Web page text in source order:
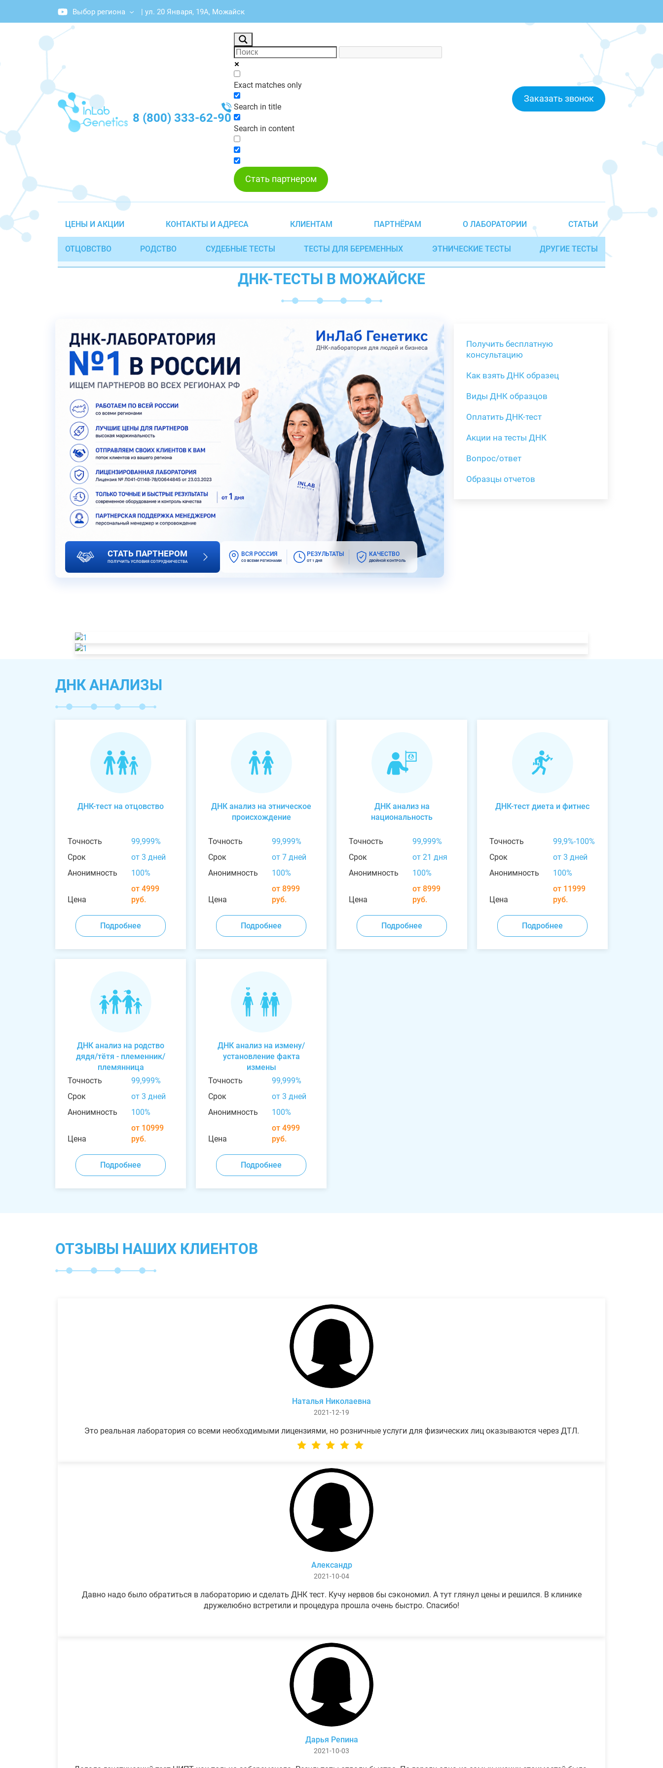
Выбор региона | ул. 20 Января, 19А, Можайск
8 (800) 333-62-90
Exact matches only
Search in title
Search in content
Заказать звонок
Стать партнером
ЦЕНЫ И АКЦИИ КОНТАКТЫ И АДРЕСА КЛИЕНТАМ ПАРТНЁРАМ О ЛАБОРАТОРИИ СТАТЬИ
ОТЦОВСТВО РОДСТВО СУДЕБНЫЕ ТЕСТЫ ТЕСТЫ ДЛЯ БЕРЕМЕННЫХ ЭТНИЧЕСКИЕ ТЕСТЫ ДРУГИЕ ТЕСТЫ
ДНК-ТЕСТЫ В МОЖАЙСКЕ
СТАТЬ ПАРТНЕРОМ
ПОЛУЧИТЬ УСЛОВИЯ СОТРУДНИЧЕСТВА
ВСЯ РОССИЯ
СО ВСЕМИ РЕГИОНАМИ
РЕЗУЛЬТАТЫ
ОТ 1 ДНЯ
КАЧЕСТВО
ДВОЙНОЙ КОНТРОЛЬ
Получить бесплатную
консультацию
Как взять ДНК образец
Виды ДНК образцов
Оплатить ДНК-тест
Акции на тесты ДНК
Вопрос/ответ
Образцы отчетов
ДНК АНАЛИЗЫ
ДНК-тест на отцовство
Точность
99,999%
Срок
от 3 дней
Анонимность
100%
Цена
от 4999
руб.
Подробнее
ДНК анализ на этническое
происхождение
Точность
99,999%
Срок
от 7 дней
Анонимность
100%
Цена
от 8999
руб.
Подробнее
ДНК анализ на
национальность
Точность
99,999%
Срок
от 21 дня
Анонимность
100%
Цена
от 8999
руб.
Подробнее
ДНК-тест диета и фитнес
Точность
99,9%-100%
Срок
от 3 дней
Анонимность
100%
Цена
от 11999
руб.
Подробнее
ДНК анализ на родство
дядя/тётя - племенник/
племянница
Точность
99,999%
Срок
от 3 дней
Анонимность
100%
Цена
от 10999
руб.
Подробнее
ДНК анализ на измену/
установление факта
измены
Точность
99,999%
Срок
от 3 дней
Анонимность
100%
Цена
от 4999
руб.
Подробнее
ОТЗЫВЫ НАШИХ КЛИЕНТОВ
Наталья Николаевна
2021-12-19
Это реальная лаборатория со всеми необходимыми лицензиями, но розничные услуги для физических лиц оказываются через ДТЛ.
Александр
2021-10-04
Давно надо было обратиться в лабораторию и сделать ДНК тест. Кучу нервов бы сэкономил. А тут глянул цены и решился. В клинике
дружелюбно встретили и процедура прошла очень быстро. Спасибо!
Дарья Репина
2021-10-03